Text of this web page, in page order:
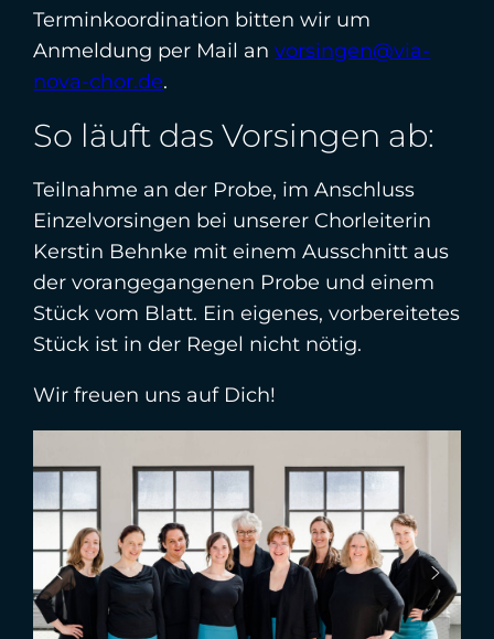
Terminkoordination bitten wir um
Anmeldung per Mail anvorsingen@via-
nova-chor.de.
So läuft das Vorsingen ab:
Teilnahme an der Probe, im Anschluss
Einzelvorsingen bei unserer Chorleiterin
Kerstin Behnke mit einem Ausschnitt aus
der vorangegangenen Probe und einem
Stück vom Blatt. Ein eigenes, vorbereitetes
Stück ist in der Regel nicht nötig.
Wir freuen uns auf Dich!